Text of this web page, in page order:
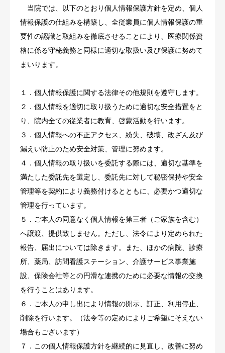
当院では、以下のとおり個人情報保護方針を定め、個人
情報保護の仕組みを構築し、全従業員に個人情報保護の重
要性の認識と取組みを徹底させることにより、医療関係資
格に係る守秘義務と同様に適切な取扱い及び保護に努めて
まいります。
１．個人情報保護に関する法律その他規則を遵守します。
２．個人情報を適切に取り扱うために適切な安全措置をと
り、院内全ての従業者に教育、啓蒙活動を行います。
３．個人情報への不正アクセス、紛失、破壊、改ざん及び
漏えい防止のため安全対策、管理に努めます。
４．個人情報の取り扱いを委託する際には、適切な基準を
満たした委託先を選定し、委託先に対して秘密保持や安全
管理等を契約により義務付けるとともに、必要かつ適切な
管理を行っています。
５．ご本人の同意なく個人情報を第三者（ご家族を含む）
へ譲渡、提供致しません。ただし、法令により定められた
報告、届出については除きます。また、ほかの病院、診療
所、薬局、訪問看護ステーション、介護サービス事業施
設、保険会社等との円滑な連携のために必要な情報の交換
を行うことはあります。
６．ご本人の申し出により情報の開示、訂正、利用停止、
削除を行います。（法令等の定めによりご希望にそえない
場合もございます）
７．この個人情報保護方針を継続的に見直し、改善に努め
オンライン診療
アクセス